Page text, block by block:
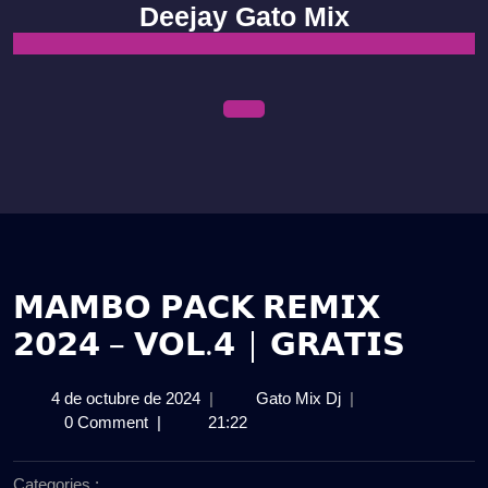
content
Deejay Gato Mix
𝗠𝗔𝗠𝗕𝗢 𝗣𝗔𝗖𝗞 𝗥𝗘𝗠𝗜𝗫
𝟮𝟬𝟮𝟰 – 𝗩𝗢𝗟.𝟰 | 𝗚𝗥𝗔𝗧𝗜𝗦
4 de octubre de 20244
de
| Gato Mix Dj𝗠𝗔𝗠𝗕𝗢
|
0 Comment | 21:22
Categories :